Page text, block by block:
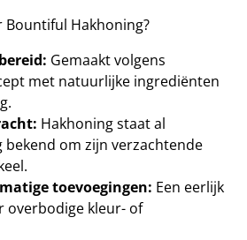
Bountiful Hakhoning?
Gemaakt volgens
met natuurlijke ingrediënten
Hakhoning staat al
bekend om zijn verzachtende
toevoegingen: Een eerlijk
overbodige kleur- of